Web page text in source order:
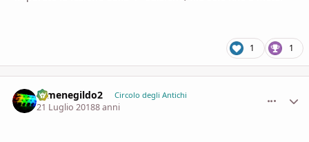
1 1
Ermenegildo2 Circolo degli Antichi
21 Luglio 20188 anni